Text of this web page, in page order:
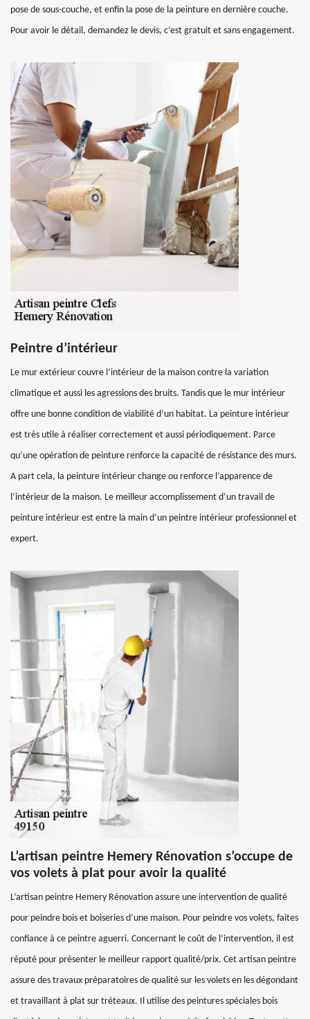
pose de sous-couche, et enfin la pose de la peinture en dernière couche.
Pour avoir le détail, demandez le devis, c’est gratuit et sans engagement.
Peintre d’intérieur
Le mur extérieur couvre l’intérieur de la maison contre la variation
climatique et aussi les agressions des bruits. Tandis que le mur intérieur
offre une bonne condition de viabilité d’un habitat. La peinture intérieur
est très utile à réaliser correctement et aussi périodiquement. Parce
qu’une opération de peinture renforce la capacité de résistance des murs.
A part cela, la peinture intérieur change ou renforce l’apparence de
l’intérieur de la maison. Le meilleur accomplissement d’un travail de
peinture intérieur est entre la main d’un peintre intérieur professionnel et
expert.
L’artisan peintre Hemery Rénovation s’occupe de
vos volets à plat pour avoir la qualité
L’artisan peintre Hemery Rénovation assure une intervention de qualité
pour peindre bois et boiseries d’une maison. Pour peindre vos volets, faites
confiance à ce peintre aguerri. Concernant le coût de l’intervention, il est
réputé pour présenter le meilleur rapport qualité/prix. Cet artisan peintre
assure des travaux préparatoires de qualité sur les volets en les dégondant
et travaillant à plat sur tréteaux. Il utilise des peintures spéciales bois